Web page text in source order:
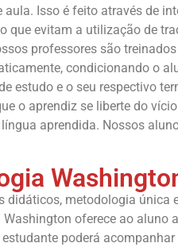
aula. Isso é feito através de
que evitam a utilização de
professores são
condicionando o
estudo e o seu respectivo
o aprendiz se liberte do
aprendida. Nossos
didáticos, metodologia única
oferece ao aluno
estudante poderá